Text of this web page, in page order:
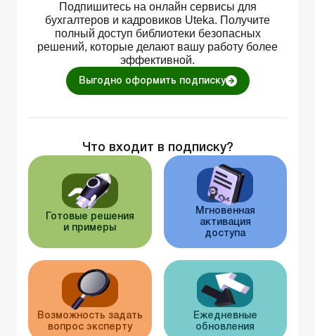
Подпишитесь на онлайн сервисы для
бухгалтеров и кадровиков Uteka. Получите
полный доступ библиотеки безопасных
решений, которые делают вашу работу более
эффективной.
Выгодно оформить подписку
Что входит в подписку?
Готовые решения
и примеры
Мгновенная
активация
доступа
Возможность задать
вопрос эксперту
Ежедневные
обновления